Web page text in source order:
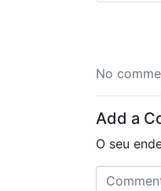
No
Add a
O seu